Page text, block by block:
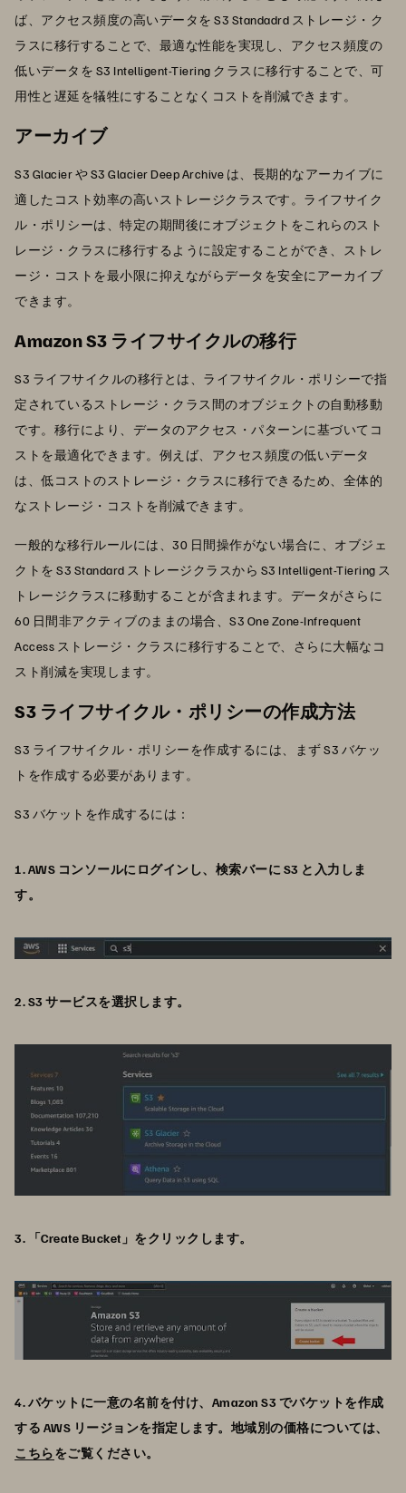
ば、アクセス頻度の高いデータを S3 Standadrd ストレージ・ク
ラスに移行することで、最適な性能を実現し、アクセス頻度の
低いデータを S3 Intelligent-Tiering クラスに移行することで、可
用性と遅延を犠牲にすることなくコストを削減できます。
アーカイブ
S3 Glacier や S3 Glacier Deep Archive は、長期的なアーカイブに
適したコスト効率の高いストレージクラスです。ライフサイク
ル・ポリシーは、特定の期間後にオブジェクトをこれらのスト
レージ・クラスに移行するように設定することができ、ストレ
ージ・コストを最小限に抑えながらデータを安全にアーカイブ
できます。
Amazon S3 ライフサイクルの移行
S3 ライフサイクルの移行とは、ライフサイクル・ポリシーで指
定されているストレージ・クラス間のオブジェクトの自動移動
です。移行により、データのアクセス・パターンに基づいてコ
ストを最適化できます。例えば、アクセス頻度の低いデータ
は、低コストのストレージ・クラスに移行できるため、全体的
なストレージ・コストを削減できます。
一般的な移行ルールには、30 日間操作がない場合に、オブジェ
クトを S3 Standard ストレージクラスから S3 Intelligent-Tiering ス
トレージクラスに移動することが含まれます。データがさらに
60 日間非アクティブのままの場合、S3 One Zone-Infrequent
Access ストレージ・クラスに移行することで、さらに大幅なコ
スト削減を実現します。
S3 ライフサイクル・ポリシーの作成方法
S3 ライフサイクル・ポリシーを作成するには、まず S3 バケッ
トを作成する必要があります。
S3 バケットを作成するには：
1. AWS コンソールにログインし、検索バーに S3 と入力しま
す。
2. S3 サービスを選択します。
3. 「Create Bucket」をクリックします。
4. バケットに一意の名前を付け、Amazon S3 でバケットを作成
する AWS リージョンを指定します。地域別の価格については、
こちらをご覧ください。